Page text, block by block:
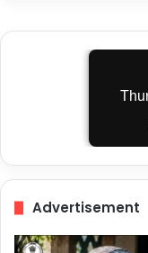
Advertisement